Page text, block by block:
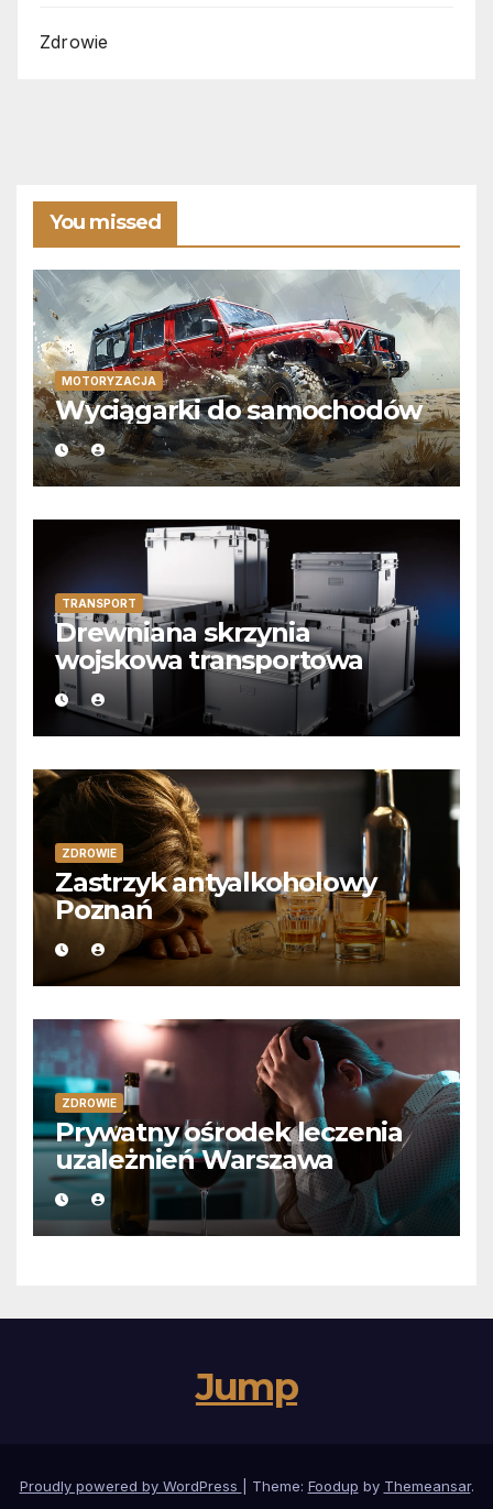
Zdrowie
You missed
MOTORYZACJA
Wyciągarki do samochodów
TRANSPORT
Drewniana skrzynia
wojskowa transportowa
ZDROWIE
Zastrzyk antyalkoholowy
Poznań
ZDROWIE
Prywatny ośrodek leczenia
uzależnień Warszawa
Jump
Proudly powered by WordPress Theme: Foodup by Themeansar.